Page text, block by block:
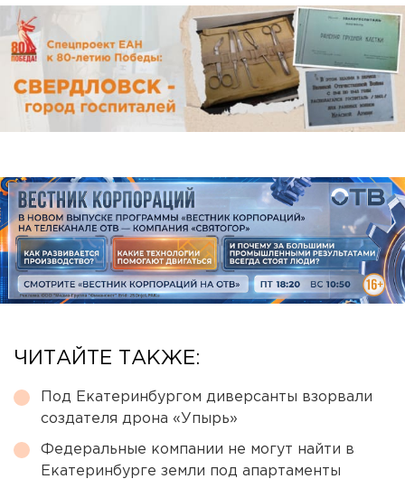
ЧИТАЙТЕ ТАКЖЕ:
Под Екатеринбургом диверсанты взорвали
создателя дрона «Упырь»
Федеральные компании не могут найти в
Екатеринбурге земли под апартаменты